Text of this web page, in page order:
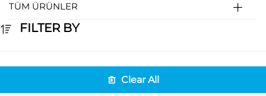
TÜM ÜRÜNLER
FILTER BY
Clear All